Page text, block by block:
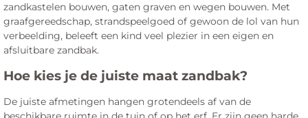
zandkastelen bouwen, gaten graven en wegen bouwen. Met
graafgereedschap, strandspeelgoed of gewoon de lol van hun
verbeelding, beleeft een kind veel plezier in een eigen en
afsluitbare zandbak.
Hoe kies je de juiste maat zandbak?
De juiste afmetingen hangen grotendeels af van de